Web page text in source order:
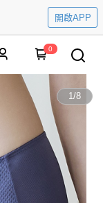
開啟APP
0
1/8